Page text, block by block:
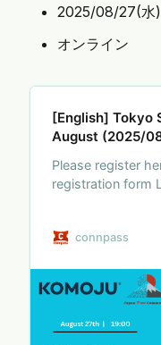
2025/08/27(水
オンライン
[English] Tokyo
August (2025/
Please register
registration form
time! QA
In the ever-
connpass